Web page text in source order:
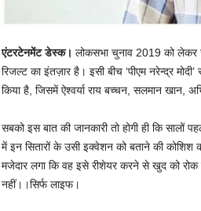
एंटरटेनमेंट डेस्क। लोकसभा चुनाव 2019 को लेकर
रिजल्ट का इंतज़ार है। इसी बीच ‘पीएम नरेन्द्र
किया है, जिसमें ऐश्वर्या राय बच्चन, सलमान
सबको इस बात की जानकारी तो होगी ही कि सालों
में इन सितारों के उसी इक्वेशन को बताने की कोशिश
मजेदार लगा कि वह इसे रीशेयर करने से खुद को रोक
नहीं।।सिर्फ लाइफ।